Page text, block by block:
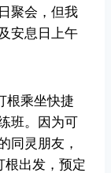
聚会，但我
安息日上午
根乘坐快捷
班。因为可
同灵朋友，
根出发，预定